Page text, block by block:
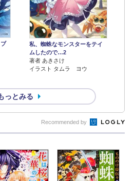
私、蜘蛛なモンスターをテイ
ムしたので…2
著者 あきさけ
イラスト タムラ ヨウ
っとみる
Recommended by